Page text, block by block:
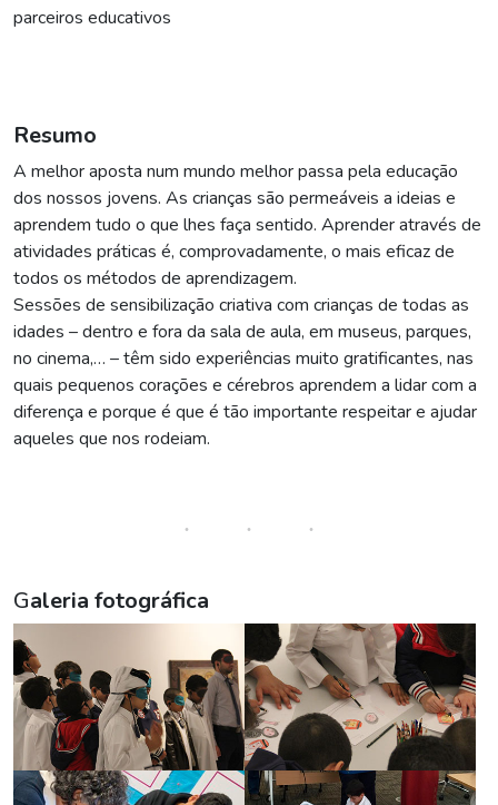
parceiros educativos
Resumo
A melhor aposta num mundo melhor passa pela educação
dos nossos jovens. As crianças são permeáveis ​​a ideias e
aprendem tudo o que lhes faça sentido. Aprender através de
atividades práticas é, comprovadamente, o mais eficaz de
todos os métodos de aprendizagem.
Sessões de sensibilização criativa com crianças de todas as
idades – dentro e fora da sala de aula, em museus, parques,
no cinema,… – têm sido experiências muito gratificantes, nas
quais pequenos corações e cérebros aprendem a lidar com a
diferença e porque é que é tão importante respeitar e ajudar
aqueles que nos rodeiam.
Galeria fotográfica